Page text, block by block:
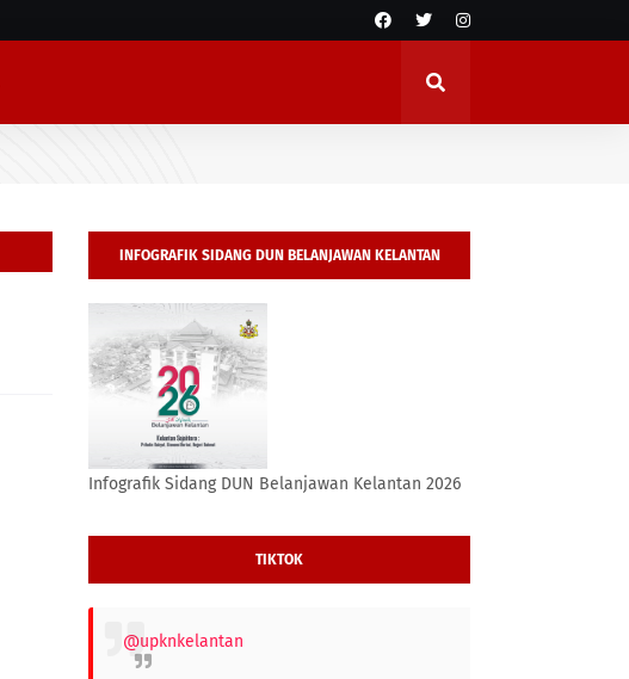
INFOGRAFIK SIDANG DUN BELANJAWAN KELANTAN
2026
Infografik Sidang DUN Belanjawan Kelantan 2026
TIKTOK
@upknkelantan